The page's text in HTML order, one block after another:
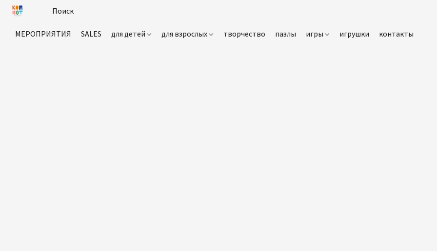
МЕРОПРИЯТИЯ SALES для детей для взрослых творчество пазлы игры игрушки контакты